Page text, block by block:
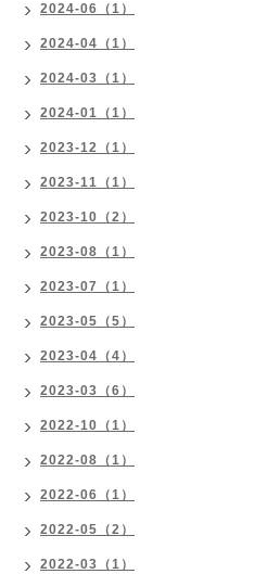
2024-06（1）
2024-04（1）
2024-03（1）
2024-01（1）
2023-12（1）
2023-11（1）
2023-10（2）
2023-08（1）
2023-07（1）
2023-05（5）
2023-04（4）
2023-03（6）
2022-10（1）
2022-08（1）
2022-06（1）
2022-05（2）
2022-03（1）